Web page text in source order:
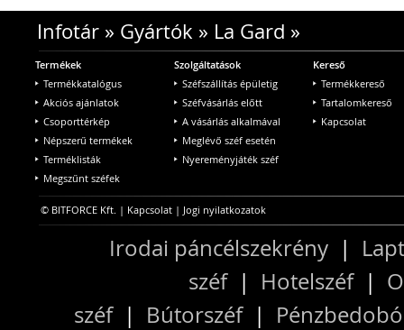
Infotár» Gyártók » La Gard »
Termékek
Termékkatalógus
Akciós ajánlatok
Csoporttérkép
Népszerű termékek
Terméklisták
Megszűnt széfek
Szolgáltatások
Széfszállítás épületig
Széfvásárlás előtt
A vásárlás alkalmával
Meglévő széf esetén
Nyereményjáték széf
Kereső
Termékkereső
Tartalomkereső
Kapcsolat
© BITFORCE Kft. | Kapcsolat | Jogi nyilatkozatok
Irodai páncélszekrény |
széf| Hotelszéf|
széf| Bútorszéf|